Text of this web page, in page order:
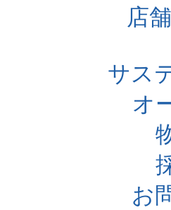
店
サス
オ
お